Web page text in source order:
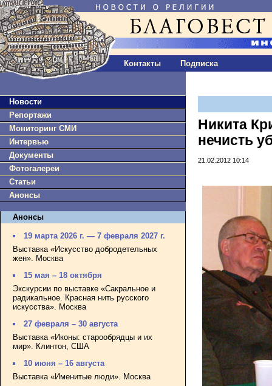
Контакты Подписка
Новости
Репортажи
Мониторинг СМИ
Интервью
Документы
Фотогалереи
Статьи
Анонсы
Анонсы
19 марта 2026 г. — 7 февраля 2027 г.
Выставка «Искусство добродетельных
жен». Москва
15 мая – 18 октября
Экскурсии по выставке «Сакральное и
радикальное. Красная нить русского
искусства». Москва
27 февраля – 30 августа
Выставка «Иконы: старообрядцы и их
мир». Клинтон, США
10 июня – 16 августа
Выставка «Именитые люди». Москва
Никита
нечисть
21.02.2012 10:14